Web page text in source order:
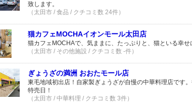
致します。
（太田市 / 食品 / クチコミ数 24件）
猫カフェMOCHAイオンモール太田店
猫カフェMOCHAで、気ままに、たっぷりと、猫といる幸せ
（太田市 / その他施設 / クチコミ数 -件）
ぎょうざの満洲 おおたモール店
東毛地域初出店！自家製ぎょうざが自慢の中華料理店です
特売日！
（太田市 / 中華料理 / クチコミ数 3件）